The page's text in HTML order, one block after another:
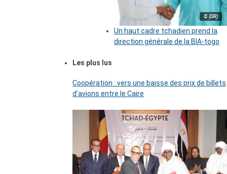
© (DR)
Un haut cadre tchadien prend la
direction générale de la BIA-togo
Les plus lus
Coopération : vers une baisse des prix de billets
d’avions entre le Caire